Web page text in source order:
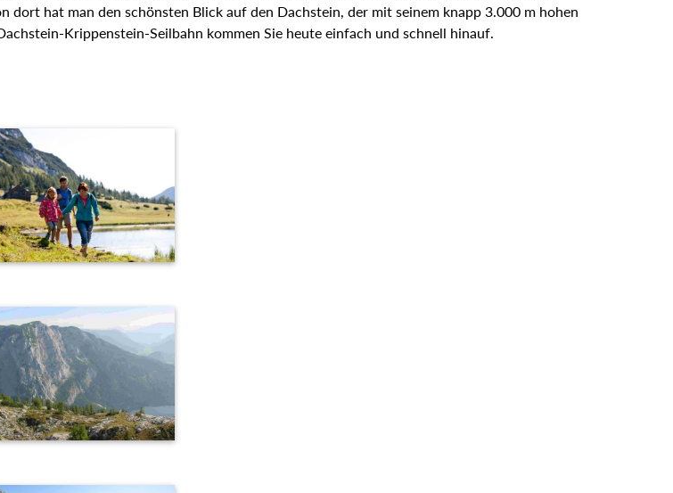
dort hat man den schönsten Blick auf den Dachstein, der mit seinem knapp 3.000 m hohen
Krippenstein-Seilbahn kommen Sie heute einfach und schnell hinauf.